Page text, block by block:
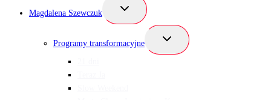
Magdalena Szewczuk
Przełącz
podrzędne
Programy transformacyjne
Przełącz
podrzędne